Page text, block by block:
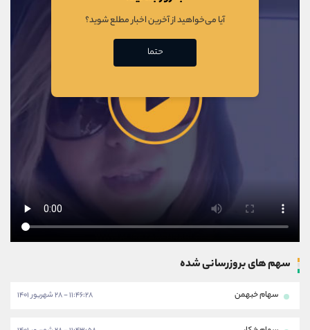
سهم های بروزرسانی شده
سهام خبهمن ۱۱:۴۶:۲۸ - ۲۸ شهریور ۱۴۰۱
آیا می‌خواهید از آخرین اخبار مطلع شوید؟
حتما